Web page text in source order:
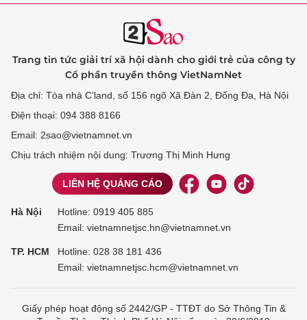
Trang tin tức giải trí xã hội dành cho giới trẻ của công ty
Cổ phần truyền thông VietNamNet
Địa chỉ: Tòa nhà C’land, số 156 ngõ Xã Đàn 2, Đống Đa, Hà Nội
Điện thoại: 094 388 8166
Email: 2sao@vietnamnet.vn
Chịu trách nhiệm nội dung: Trương Thị Minh Hưng
LIÊN HỆ QUẢNG CÁO
Hà Nội Hotline: 0919 405 885
Email: vietnamnetjsc.hn@vietnamnet.vn
TP. HCM Hotline: 028 38 181 436
Email: vietnamnetjsc.hcm@vietnamnet.vn
Giấy phép hoạt động số 2442/GP - TTĐT do Sở Thông Tin &